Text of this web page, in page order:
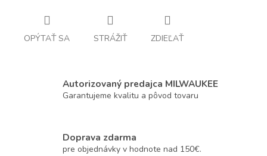
OPÝTAŤ SA STRÁŽIŤ ZDIEĽAŤ
Autorizovaný predajca MILWAUKEE
Garantujeme kvalitu a pôvod tovaru
Doprava zdarma
pre objednávky v hodnote nad 150€.